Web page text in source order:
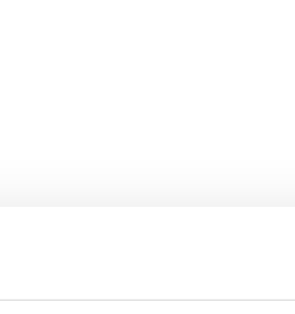
genom att spola tills det är klart igen,